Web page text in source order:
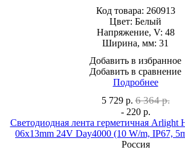
Код товара: 260913
Цвет: Белый
Напряжение, V: 48
Ширина, мм: 31
Добавить в избранное
Добавить в сравнение
Подробнее
5 729 р. 6 364 р.
- 220 р.
Светодиодная лента герметичная
06x13mm 24V Day4000 (10 W/m, IP67,
Россия